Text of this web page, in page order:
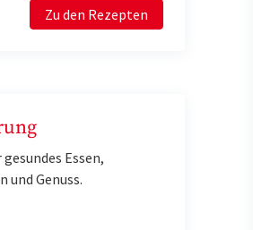
Zu den Rezepten
Essen,
und Genuss.